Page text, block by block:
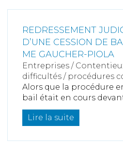
REDRESSEMENT
D’UNE CESSION DE
ME GAUCHER-PIOLA
Entreprises /
difficultés / procédures
Alors que la procédure
bail était en cours
Lire la suite